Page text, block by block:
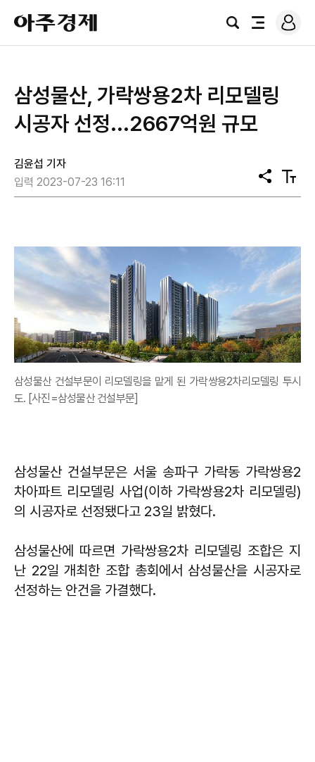
아
주
경
검
전
로
그
삼성물산, 가락쌍용2차 리모델링
시공자 선정...2667억원 규모
김윤섭 기자
입력 2023-07-23 16:11
공
유
텍
스
삼성물산 건설부문이 리모델링을 맡게 된 가락쌍용2차리모델링 투시
도. [사진=삼성물산 건설부문]
삼성물산 건설부문은 서울 송파구 가락동 가락쌍용2
차아파트 리모델링 사업(이하 가락쌍용2차 리모델링)
의 시공자로 선정됐다고 23일 밝혔다.
삼성물산에 따르면 가락쌍용2차 리모델링 조합은 지
난 22일 개최한 조합 총회에서 삼성물산을 시공자로
선정하는 안건을 가결했다.